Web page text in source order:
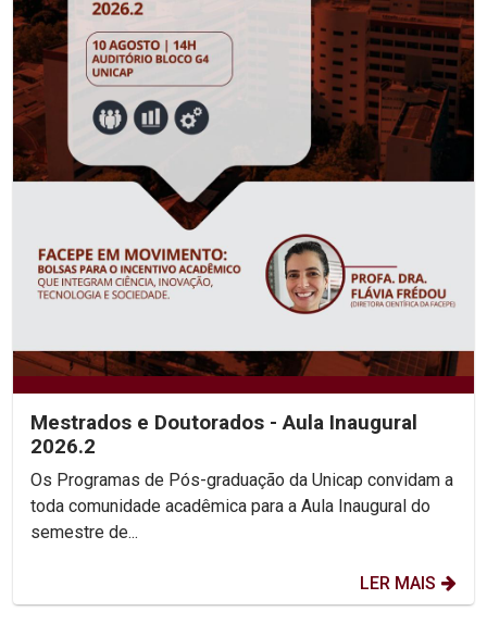
Mestrados e Doutorados - Aula Inaugural
2026.2
Os Programas de Pós-graduação da Unicap convidam a
toda comunidade acadêmica para a Aula Inaugural do
semestre de...
LER MAIS